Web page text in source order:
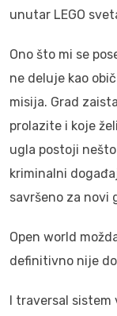
unutar LEGO
Ono što mi se
ne deluje kao
misija. Grad
prolazite i koje
ugla postoji
kriminalni
savršeno za novi
Open world
definitivno nije
I traversal sistem